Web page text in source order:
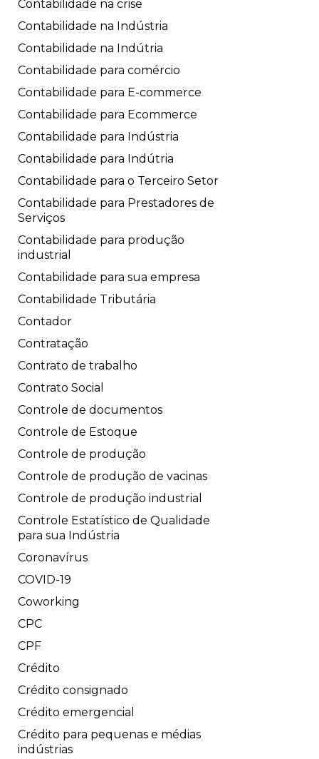
Contabilidade na crise
Contabilidade na Indústria
Contabilidade na Indútria
Contabilidade para comércio
Contabilidade para E-commerce
Contabilidade para Ecommerce
Contabilidade para Indústria
Contabilidade para Indútria
Contabilidade para o Terceiro Setor
Contabilidade para Prestadores de
Serviços
Contabilidade para produção
industrial
Contabilidade para sua empresa
Contabilidade Tributária
Contador
Contratação
Contrato de trabalho
Contrato Social
Controle de documentos
Controle de Estoque
Controle de produção
Controle de produção de vacinas
Controle de produção industrial
Controle Estatístico de Qualidade
para sua Indústria
Coronavírus
COVID-19
Coworking
CPC
CPF
Crédito
Crédito consignado
Crédito emergencial
Crédito para pequenas e médias
indústrias